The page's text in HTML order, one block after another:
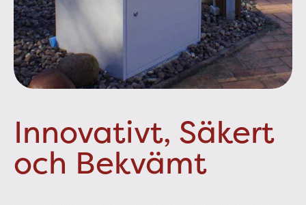
Innovativt, Säkert
och Bekvämt